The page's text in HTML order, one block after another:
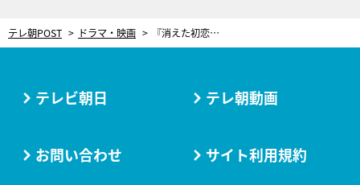
テレ朝POST ドラマ・映画 『消えた初恋』SNSで話題沸騰の“あのシーン”が登場！道枝駿佑＆目黒蓮が急接近
テレビ朝日 テレ朝動画
お問い合わせ サイト利用規約